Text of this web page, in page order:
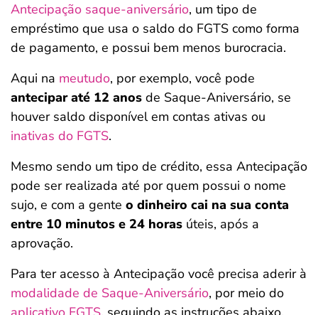
Antecipação saque-aniversário, um tipo de
empréstimo que usa o saldo do FGTS como forma
de pagamento, e possui bem menos burocracia.
Aqui na meutudo, por exemplo, você pode
antecipar até 12 anos de Saque-Aniversário, se
houver saldo disponível em contas ativas ou
inativas do FGTS.
Mesmo sendo um tipo de crédito, essa Antecipação
pode ser realizada até por quem possui o nome
sujo, e com a gente o dinheiro cai na sua conta
entre 10 minutos e 24 horas úteis, após a
aprovação.
Para ter acesso à Antecipação você precisa aderir à
modalidade de Saque-Aniversário, por meio do